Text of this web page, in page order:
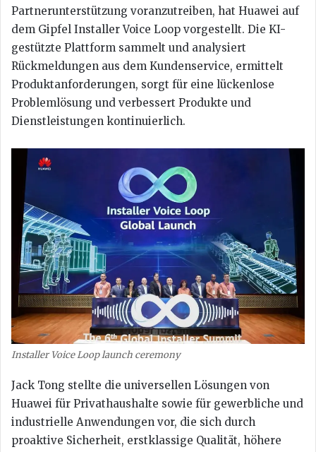
Partnerunterstützung voranzutreiben, hat Huawei auf
dem Gipfel Installer Voice Loop vorgestellt. Die KI-
gestützte Plattform sammelt und analysiert
Rückmeldungen aus dem Kundenservice, ermittelt
Produktanforderungen, sorgt für eine lückenlose
Problemlösung und verbessert Produkte und
Dienstleistungen kontinuierlich.
Installer Voice Loop launch ceremony
Jack Tong stellte die universellen Lösungen von
Huawei für Privathaushalte sowie für gewerbliche und
industrielle Anwendungen vor, die sich durch
proaktive Sicherheit, erstklassige Qualität, höhere